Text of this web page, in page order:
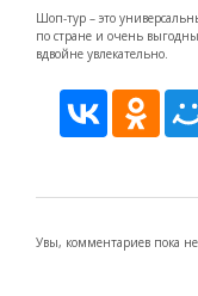
Шоп-тур – это
по стране и очень
вдвойне увлекательно.
Увы, комментариев пока